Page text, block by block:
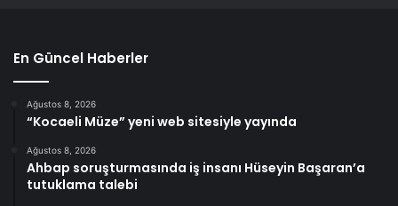
En Güncel Haberler
Ağustos 8, 2026
“Kocaeli Müze” yeni web sitesiyle yayında
Ağustos 8, 2026
Ahbap soruşturmasında iş insanı Hüseyin Başaran’a
tutuklama talebi